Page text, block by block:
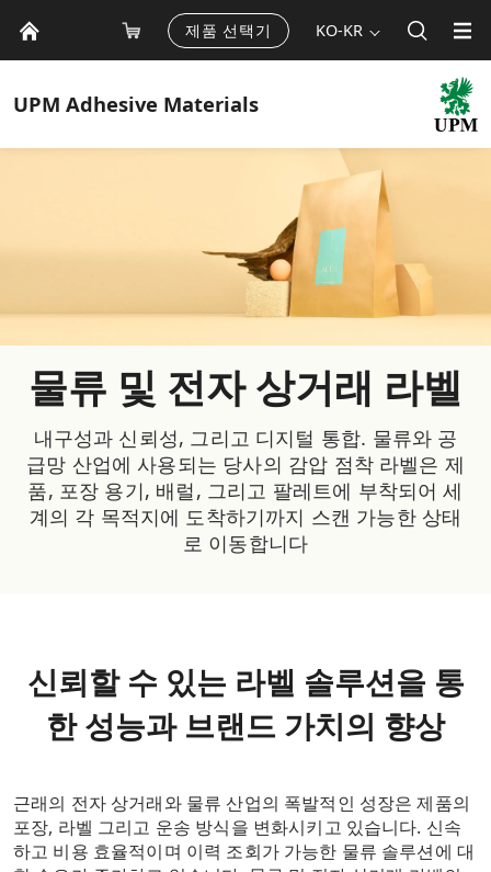
제품 선택기 KO-KR
UPM Adhesive Materials
물류 및 전자 상거래 라벨
내구성과 신뢰성, 그리고 디지털 통합. 물류와 공
급망 산업에 사용되는 당사의 감압 점착 라벨은 제
품, 포장 용기, 배럴, 그리고 팔레트에 부착되어 세
계의 각 목적지에 도착하기까지 스캔 가능한 상태
로 이동합니다
신뢰할 수 있는 라벨 솔루션을 통
한 성능과 브랜드 가치의 향상
근래의 전자 상거래와 물류 산업의 폭발적인 성장은 제품의
포장, 라벨 그리고 운송 방식을 변화시키고 있습니다. 신속
하고 비용 효율적이며 이력 조회가 가능한 물류 솔루션에 대